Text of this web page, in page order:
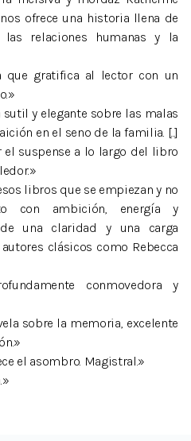
ofrece una historia llena de
relaciones humanas y la
que gratifica al lector con un
sutil y elegante sobre las malas
en el seno de la familia. [...]
el suspense a lo largo del libro
libros que se empiezan y no
con ambición, energía y
una claridad y una carga
clásicos como Rebecca
conmovedora y
sobre la memoria, excelente
el asombro. Magistral.»